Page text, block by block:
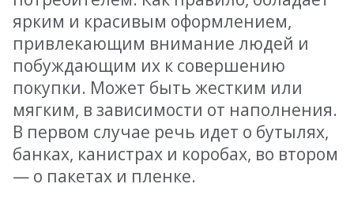
ярким и красивым оформлением,
привлекающим внимание людей и
побуждающим их к совершению
покупки. Может быть жестким или
мягким, в зависимости от наполнения.
В первом случае речь идет о бутылях,
банках, канистрах и коробах, во втором
— о пакетах и пленке.